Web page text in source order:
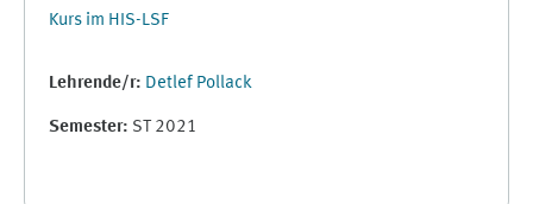
Kurs im HIS-LSF
Lehrende/r: Detlef Pollack
Semester: ST 2021